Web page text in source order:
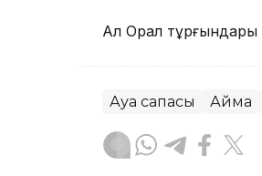
Ал Орал тұрғындары
Ауа сапасы Аймақ